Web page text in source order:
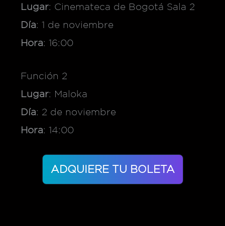
Lugar: Cinemateca de Bogotá Sala 2
Día: 1 de noviembre
Hora: 16:00
Función 2
Lugar: Maloka
Día: 2 de noviembre
Hora: 14:00
ADQUIERE TU BOLETA